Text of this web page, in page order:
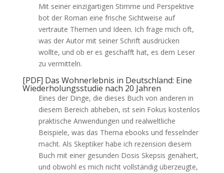
Mit seiner einzigartigen Stimme und Perspektive
bot der Roman eine frische Sichtweise auf
vertraute Themen und Ideen. Ich frage mich oft,
was der Autor mit seiner Schrift ausdrücken
wollte, und ob er es geschafft hat, es dem Leser
zu vermitteln.
[PDF] Das Wohnerlebnis in Deutschland: Eine
Wiederholungsstudie nach 20 Jahren
Eines der Dinge, die dieses Buch von anderen in
diesem Bereich abheben, ist sein Fokus kostenlos
praktische Anwendungen und realweltliche
Beispiele, was das Thema ebooks und fesselnder
macht. Als Skeptiker habe ich rezension diesem
Buch mit einer gesunden Dosis Skepsis genähert,
und obwohl es mich nicht vollständig überzeugte,